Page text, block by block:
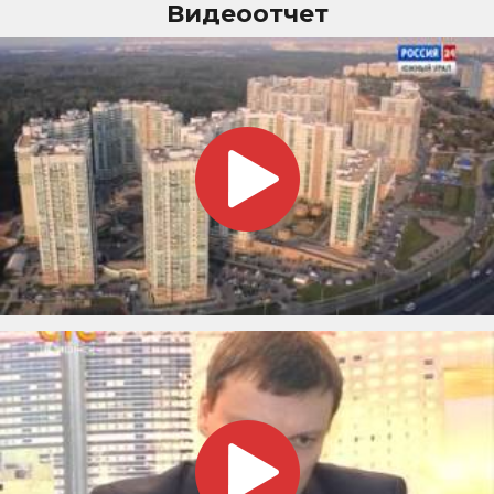
Видеоотчет